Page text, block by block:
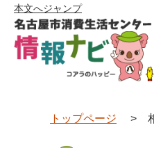
本文へジャンプ
トップページ >